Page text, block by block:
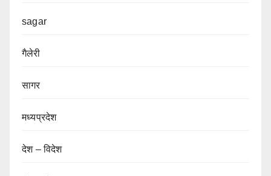
sagar
गैलेरी
सागर
मध्यप्रदेश
देश – विदेश